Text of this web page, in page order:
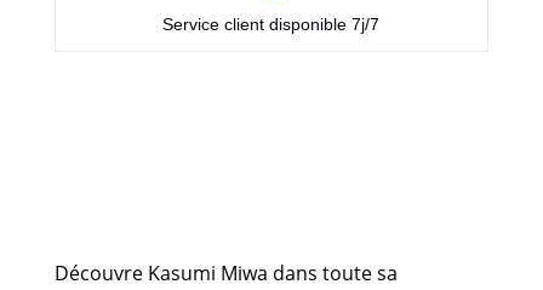
Service client disponible 7j/7
Découvre Kasumi Miwa dans toute sa